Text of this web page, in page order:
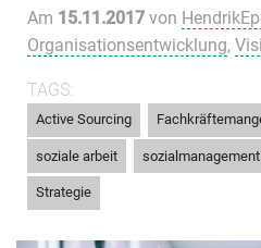
Am 15.11.2017 von
Organisationsentwicklung,
TAGS:
Active Sourcing
soziale arbeit sozialmanagement
Strategie